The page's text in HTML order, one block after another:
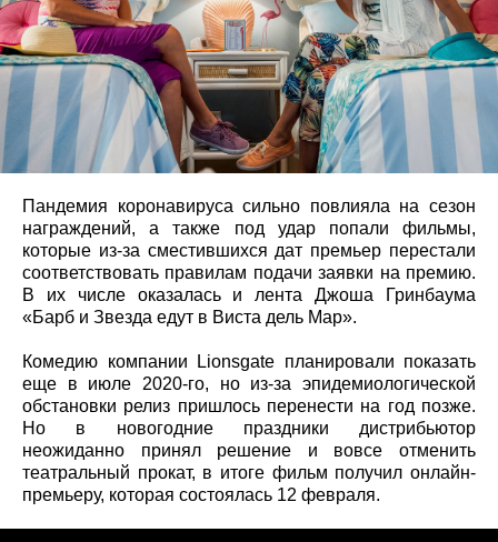
Пандемия коронавируса сильно повлияла на сезон
награждений, а также под удар попали фильмы,
которые из-за сместившихся дат премьер перестали
соответствовать правилам подачи заявки на премию.
В их числе оказалась и лента Джоша Гринбаума
«Барб и Звезда едут в Виста дель Мар».
Комедию компании Lionsgate планировали показать
еще в июле 2020-го, но из-за эпидемиологической
обстановки релиз пришлось перенести на год позже.
Но в новогодние праздники дистрибьютор
неожиданно принял решение и вовсе отменить
театральный прокат, в итоге фильм получил онлайн-
премьеру, которая состоялась 12 февраля.